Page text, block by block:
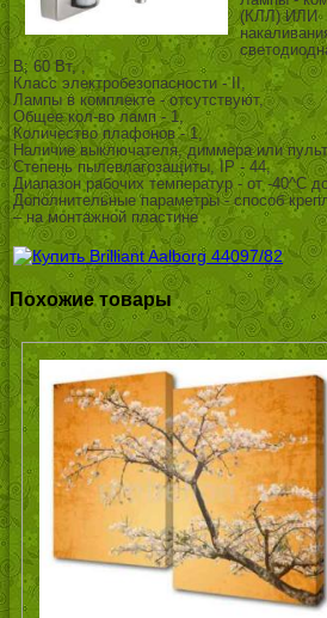
(КЛЛ) ИЛИ
В; 60 Вт, ,
Класс электробезопасности - II,
Лампы в комплекте - отсутствуют,
Общее кол-во ламп - 1,
Количество плафонов - 1,
Наличие выключателя, диммера или
Степень пылевлагозащиты, IP - 44,
Диапазон рабочих температур - от -40^C
Дополнительные параметры - способ
– на монтажной пластине
Похожие товары